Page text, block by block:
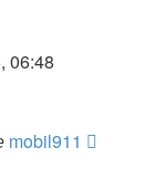
06:48
mobil911